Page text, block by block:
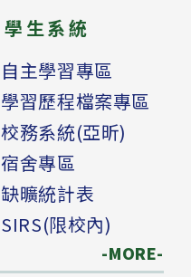
學生系統
自主學習專區
學習歷程檔案專區
校務系統(亞昕)
宿舍專區
缺曠統計表
SIRS(限校內)
-MORE-